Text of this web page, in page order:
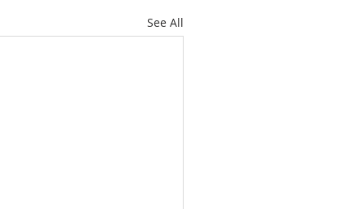
See All